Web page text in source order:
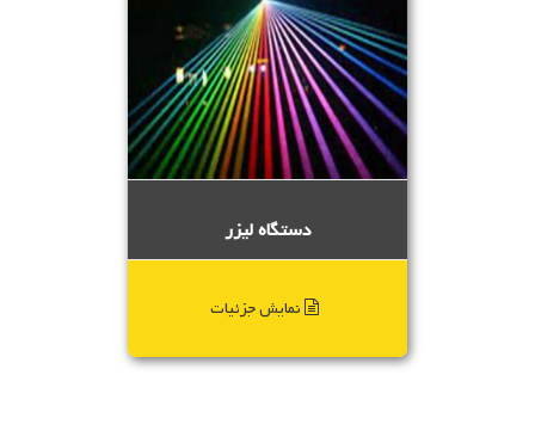
دستگاه لیزر
نمایش جزئیات